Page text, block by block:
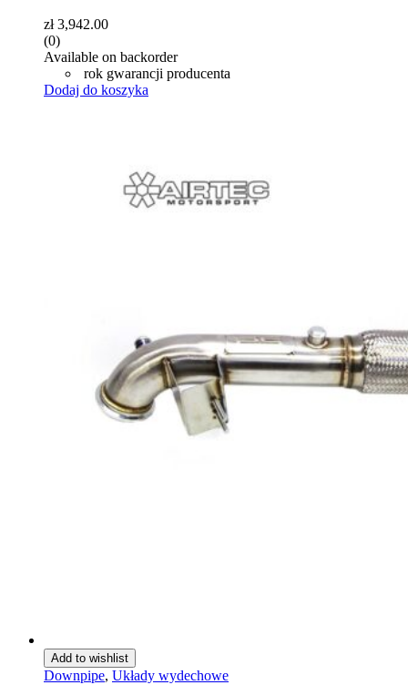
zł3,942.00
(0)
Available on backorder
rok gwarancji producenta
Dodaj do koszyka
Add to wishlist
Downpipe, Układy wydechowe